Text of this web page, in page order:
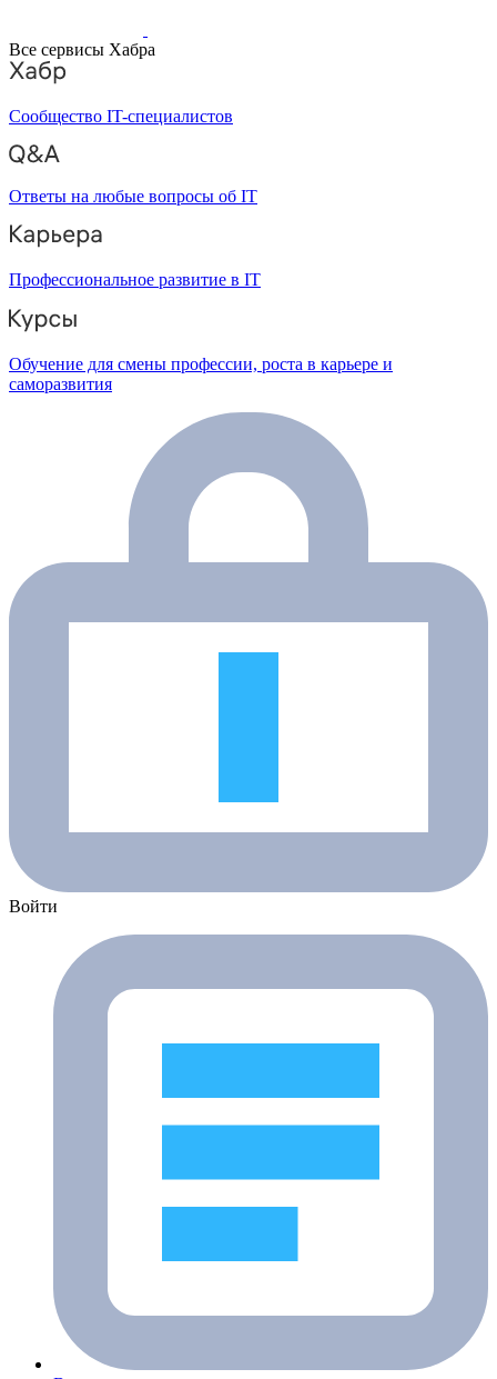
Все сервисы Хабра
Сообщество IT-специалистов
Ответы на любые вопросы об IT
Профессиональное развитие в IT
Обучение для смены профессии, роста в карьере и
саморазвития
Войти